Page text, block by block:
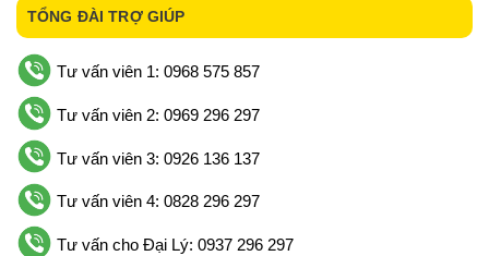
TỔNG ĐÀI TRỢ GIÚP
Tư vấn viên 1: 0968 575 857
Tư vấn viên 2: 0969 296 297
Tư vấn viên 3: 0926 136 137
Tư vấn viên 4: 0828 296 297
Tư vấn cho Đại Lý: 0937 296 297